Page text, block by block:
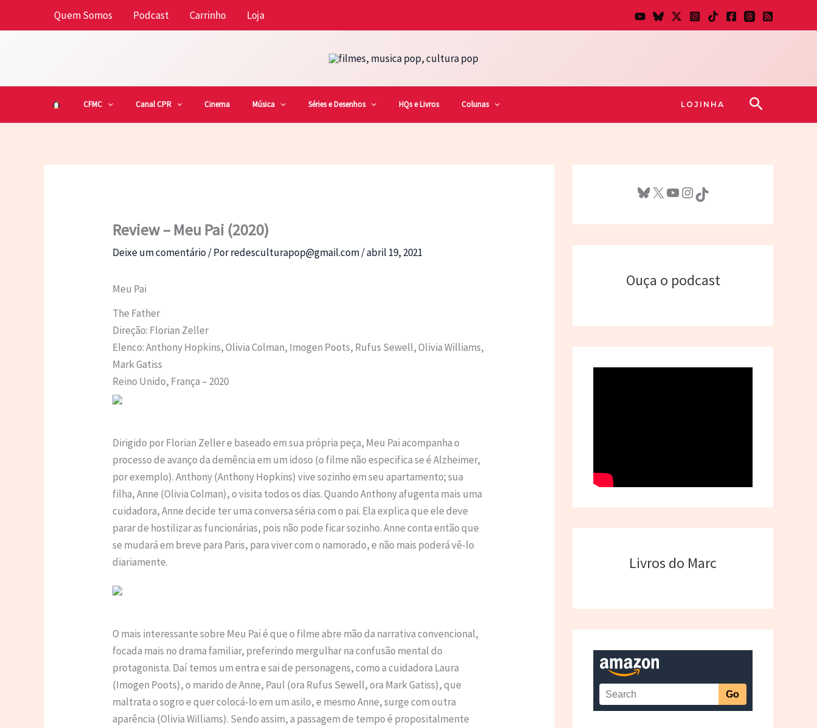
Quem Somos Podcast Carrinho Loja
CFMC Canal CPR Cinema Música Séries e Desenhos HQs e Livros Colunas LOJINHA Pesquisar
Review – Meu Pai (2020)
Deixe um comentário/ Porredesculturapop@gmail.com/abril 19, 2021
Meu Pai
The Father
Direção: Florian Zeller
Elenco: Anthony Hopkins, Olivia Colman, Imogen Poots, Rufus Sewell, Olivia Williams,
Mark Gatiss
Reino Unido, França – 2020
Dirigido por Florian Zeller e baseado em sua própria peça, Meu Pai acompanha o
processo de avanço da demência em um idoso (o filme não especifica se é Alzheimer,
por exemplo). Anthony (Anthony Hopkins) vive sozinho em seu apartamento; sua
filha, Anne (Olivia Colman), o visita todos os dias. Quando Anthony afugenta mais uma
cuidadora, Anne decide ter uma conversa séria com o pai. Ela explica que ele deve
parar de hostilizar as funcionárias, pois não pode ficar sozinho. Anne conta então que
se mudará em breve para Paris, para viver com o namorado, e não mais poderá vê-lo
diariamente.
O mais interessante sobre Meu Pai é que o filme abre mão da narrativa convencional,
focada mais no drama familiar, preferindo mergulhar na confusão mental do
protagonista. Daí temos um entra e sai de personagens, como a cuidadora Laura
(Imogen Poots), o marido de Anne, Paul (ora Rufus Sewell, ora Mark Gatiss), que
maltrata o sogro e quer colocá-lo em um asilo, e mesmo Anne, surge com outra
aparência (Olivia Williams). Sendo assim, a passagem de tempo é propositalmente
Bluesky X Youtube InstagramTikTok
Ouça o podcast
Livros do Marc